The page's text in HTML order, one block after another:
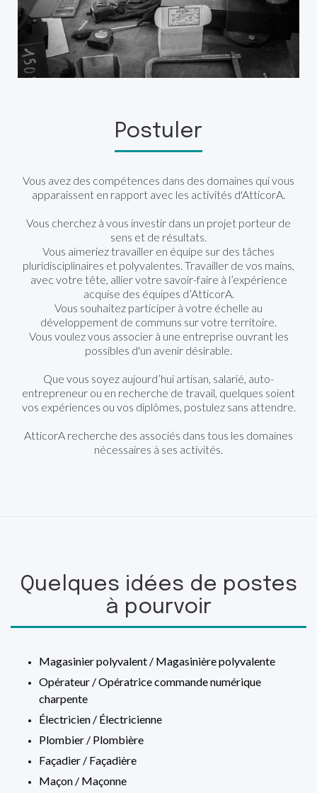
Postuler
Vous avez des compétences dans des domaines qui vous
apparaissent en rapport avec les activités d'AtticorA.
Vous cherchez à vous investir dans un projet porteur de
sens et de résultats.
Vous aimeriez travailler en équipe sur des tâches
pluridisciplinaires et polyvalentes. Travailler de vos mains,
avec votre tête, allier votre savoir-faire à l’expérience
acquise des équipes d’AtticorA.
Vous souhaitez participer à votre échelle au
développement de communs sur votre territoire.
Vous voulez vous associer à une entreprise ouvrant les
possibles d'un avenir désirable.
Que vous soyez aujourd’hui artisan, salarié, auto-
entrepreneur ou en recherche de travail, quelques soient
vos expériences ou vos diplômes, postulez sans attendre.
AtticorA recherche des associés dans tous les domaines
nécessaires à ses activités.
Quelques idées de postes
à pourvoir
Magasinier polyvalent / Magasinière polyvalente
Opérateur / Opératrice commande numérique
charpente
Électricien / Électricienne
Plombier / Plombière
Façadier / Façadière
Maçon / Maçonne